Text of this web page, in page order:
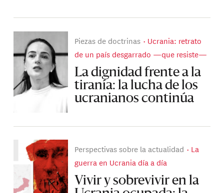
Piezas de doctrinas
Ucrania: retrato
de un país desgarrado —que resiste—
La dignidad frente a la
tiranía: la lucha de los
ucranianos continúa
Perspectivas sobre la actualidad
La
guerra en Ucrania día a día
Vivir y sobrevivir en la